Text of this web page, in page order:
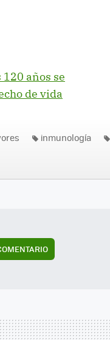
años se
de vida
inmunología